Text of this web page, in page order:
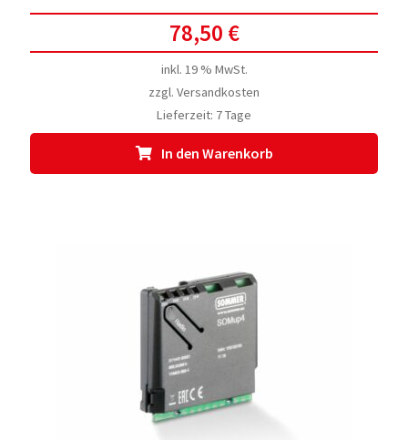
78,50 €
inkl. 19 % MwSt.
zzgl. Versandkosten
Lieferzeit: 7 Tage
In den Warenkorb